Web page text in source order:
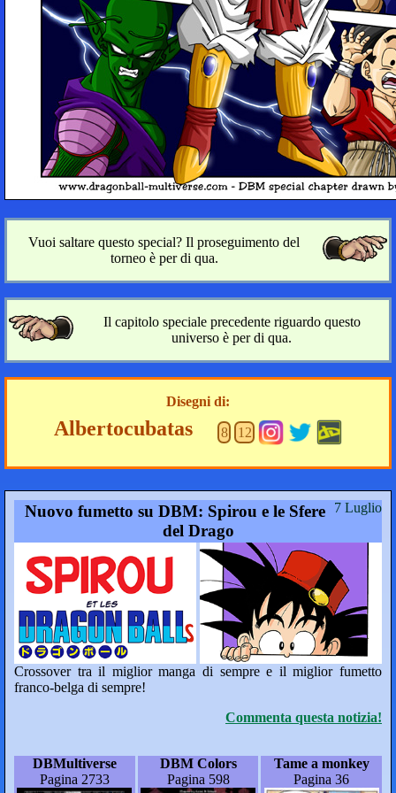
Vuoi saltare questo special? Il proseguimento del
torneo è per di qua.
Il capitolo speciale precedente riguardo questo
universo è per di qua.
Disegni di:
Albertocubatas 8 12
7 Luglio
Nuovo fumetto su DBM: Spirou e le Sfere
del Drago
Crossover tra il miglior manga di sempre e il miglior fumetto
franco-belga di sempre!
Commenta questa notizia!
DBMultiverse
Pagina 2733
DBM Colors
Pagina 598
Tame a monkey
Pagina 36